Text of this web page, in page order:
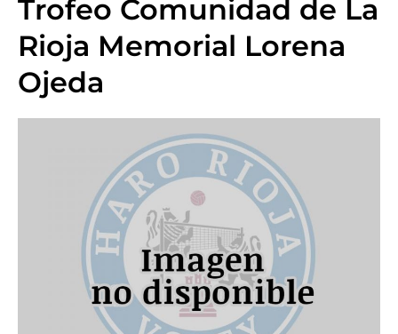
Trofeo Comunidad de La
Rioja Memorial Lorena
Ojeda